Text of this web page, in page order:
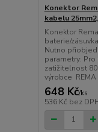
Konektor
kabelu
Konektor
baterie/
Nutno
parametry: Pro
zatižitelnost
výrobce REMA
648 Kč/ks
536 Kč bez